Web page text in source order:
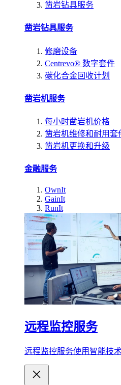
凿岩钻具服务
凿岩钻具服务
修磨设备
Centrevo® 数字套件
碳化合金回收计划
凿岩机服务
每小时凿岩机价格
凿岩机维修和耐用套
凿岩机更换和升级
金融服务
OwnIt
GainIt
RunIt
远程监控服务
远程监控服务使用智能技